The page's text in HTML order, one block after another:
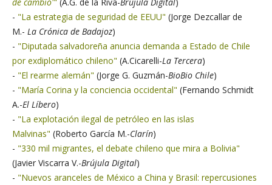
- "La estrategia de seguridad de EEUU" (Jorge Dezcallar de
M.- La Crónica de Badajoz)
- "Diputada salvadoreña anuncia demanda a Estado de Chile
por exdiplomático chileno" (A.Cicarelli-La Tercera)
- "El rearme alemán" (Jorge G. Guzmán-BioBio Chile)
- "María Corina y la conciencia occidental" (Fernando Schmidt
A.-El Líbero)
- "La explotación ilegal de petróleo en las islas
Malvinas" (Roberto García M.-Clarín)
- "330 mil migrantes, el debate chileno que mira a Bolivia"
(Javier Viscarra V.-Brújula Digital)
- "Nuevos aranceles de México a China y Brasil: repercusiones